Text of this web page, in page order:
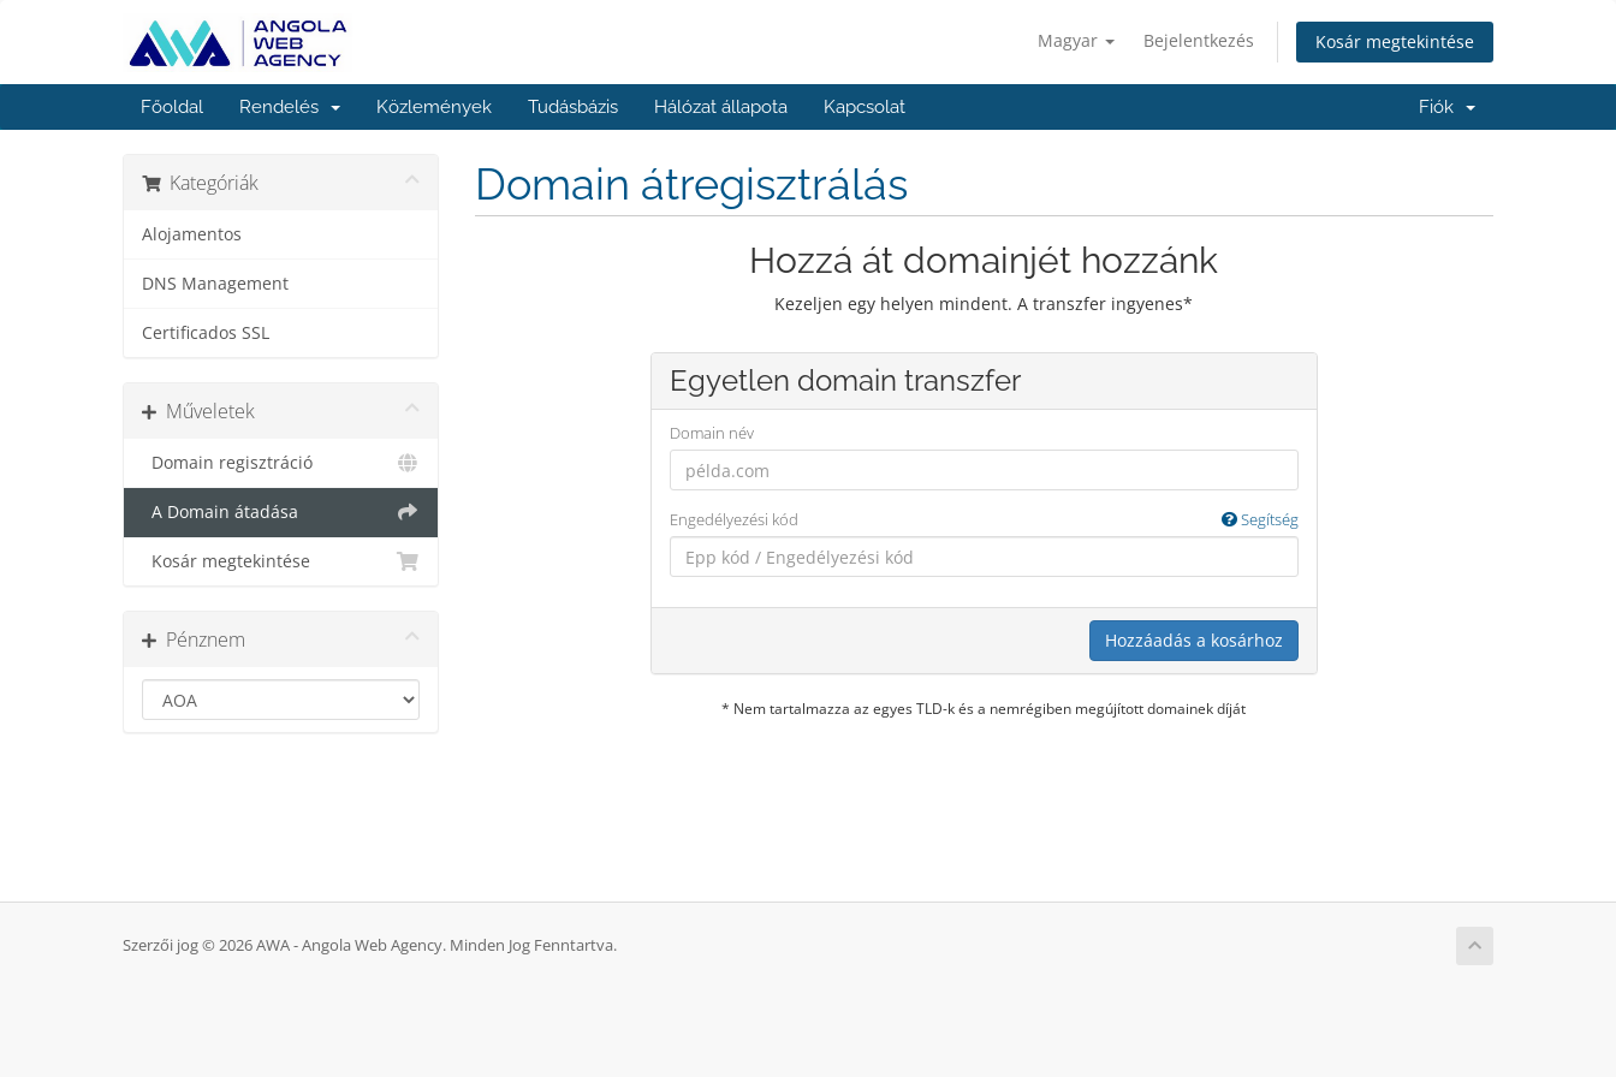
Magyar Bejelentkezés Kosár megtekintése
Főoldal Rendelés Közlemények Tudásbázis Hálózat állapota Kapcsolat Fiók
Kategóriák
Alojamentos
DNS Management
Certificados SSL
Műveletek
Domain regisztráció
A Domain átadása
Kosár megtekintése
Pénznem
Domain átregisztrálás
Hozzá át domainjét hozzánk
Kezeljen egy helyen mindent. A transzfer ingyenes*
Egyetlen domain transzfer
Domain név
Engedélyezési kód Segítség
Hozzáadás a kosárhoz
* Nem tartalmazza az egyes TLD-k és a nemrégiben megújított domainek díját
Szerzői jog © 2026 AWA - Angola Web Agency. Minden Jog Fenntartva.